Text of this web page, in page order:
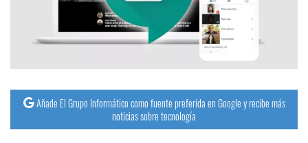
Operadores
Trucos
y
Tutoriales
Añade El Grupo Informático como fuente preferida en Google y recibe más
noticias sobre tecnología